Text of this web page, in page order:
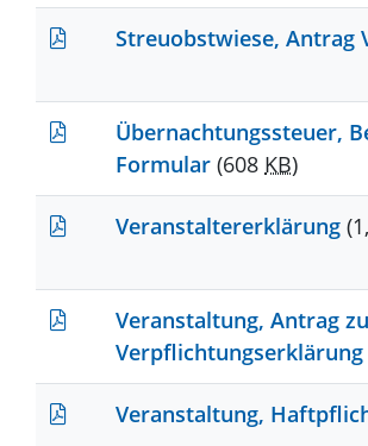
Streuobstwiese, Antrag
Übernachtungssteuer,
Formular (608 KB)
Veranstaltererklärung
Veranstaltung, Antrag
Verpflichtungserklärung
Veranstaltung,